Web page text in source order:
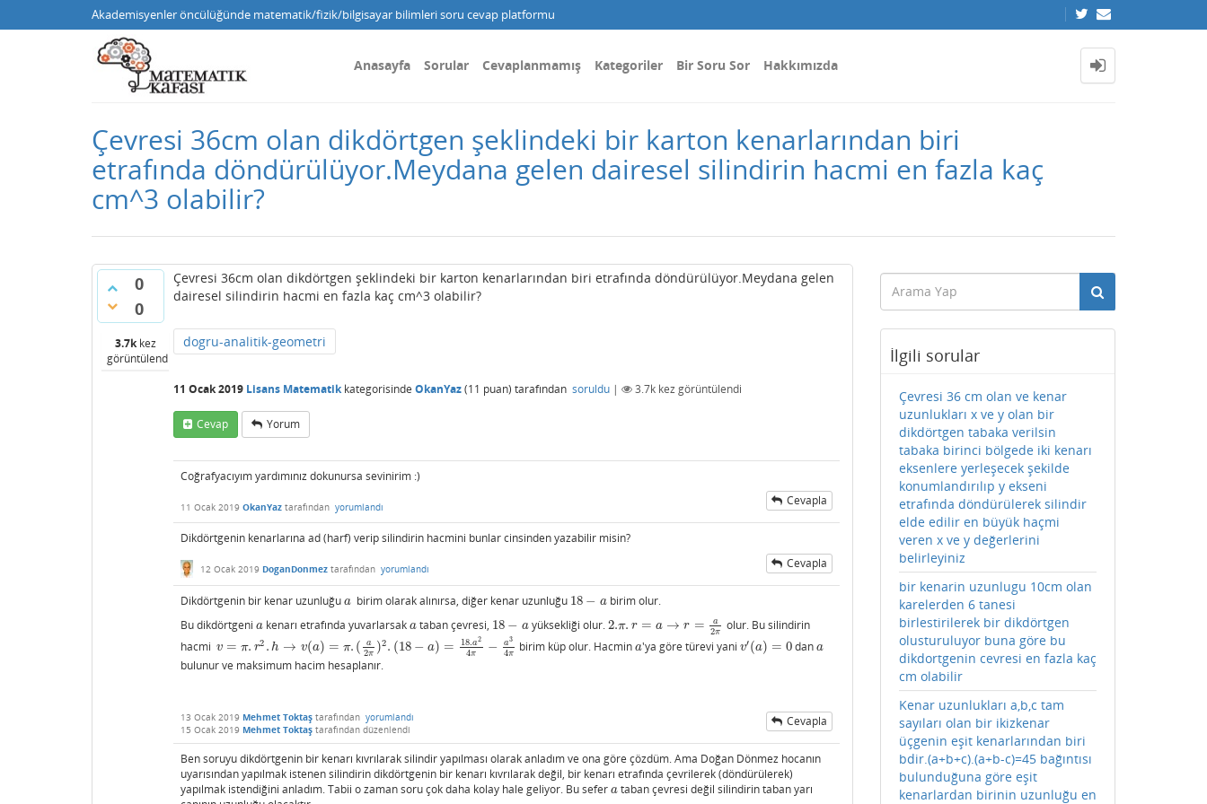
Akademisyenler öncülüğünde matematik/fizik/bilgisayar bilimleri soru cevap platformu
Anasayfa Sorular Cevaplanmamış Kategoriler Bir Soru Sor Hakkımızda
Çevresi 36cm olan dikdörtgen şeklindeki bir karton kenarlarından biri
etrafında döndürülüyor.Meydana gelen dairesel silindirin hacmi en fazla kaç
cm^3 olabilir?
0
0
3.7kkez
görüntülendi
Çevresi 36cm olan dikdörtgen şeklindeki bir karton kenarlarından biri etrafında döndürülüyor.Meydana gelen
dairesel silindirin hacmi en fazla kaç cm^3 olabilir?
dogru-analitik-geometri
11 Ocak 2019 Lisans Matematikkategorisinde OkanYaz(11 puan) tarafından soruldu | 3.7k kez görüntülendi
Cevap Yorum
Coğrafyacıyım yardımınız dokunursa sevinirim :)
11 Ocak 2019 OkanYaz tarafından yorumlandı Cevapla
Dikdörtgenin kenarlarına ad (harf) verip silindirin hacmini bunlar cinsinden yazabilir misin?
12 Ocak 2019 DoganDonmez tarafından yorumlandı Cevapla
Dikdörtgenin bir kenar uzunluğu a
a birim olarak alınırsa, diğer kenar uzunluğu 18 − a
18 −a
birim olur.
Bu dikdörtgeni a
a kenarı etrafında yuvarlarsaka
a taban çevresi, 18 − a
18 −a yüksekliği olur.2.π. r = a → r = a
2π
2.π.r= a→ r= a2π
olur. Bu silindirin
hacmi v = π. r2 . h → v(a) = π. ( a
2π )2. (18 − a) = 18.a2
4π − a3
4π
v=π. r2. h→v(a )=π .(a2π )2. 18 − a)=18. a24 π− a34 π birim küp olur. Hacmin a
a'ya göre türevi yani v′(a) = 0
v′(a)= 0 dana
a
bulunur ve maksimum hacim hesaplanır.
13 Ocak 2019 Mehmet Toktaş tarafından yorumlandı
15 Ocak 2019 Mehmet Toktaş tarafından düzenlendi
Cevapla
Ben soruyu dikdörtgenin bir kenarı kıvrılarak silindir yapılması olarak anladım ve ona göre çözdüm. Ama Doğan Dönmez hocanın
uyarısından yapılmak istenen silindirin dikdörtgenin bir kenarı kıvrılarak değil, bir kenarı etrafında çevrilerek (döndürülerek)
yapılmak istendiğini anladım. Tabii o zaman soru çok daha kolay hale geliyor. Bu sefer a
a taban çevresi değil silindirin taban yarı
İlgili sorular
Çevresi 36 cm olan ve kenar
uzunlukları x ve y olan bir
dikdörtgen tabaka verilsin
tabaka birinci bölgede iki kenarı
eksenlere yerleşecek şekilde
konumlandırılıp y ekseni
etrafında döndürülerek silindir
elde edilir en büyük haçmi
veren x ve y değerlerini
belirleyiniz
bir kenarin uzunlugu 10cm olan
karelerden 6 tanesi
birlestirilerek bir dikdörtgen
olusturuluyor buna göre bu
dikdortgenin cevresi en fazla kaç
cm olabilir
Kenar uzunlukları a,b,c tam
sayıları olan bir ikizkenar
üçgenin eşit kenarlarından biri
bdir.(a+b+c).(a+b-c)=45 bağıntısı
bulunduğuna göre eşit
kenarlardan birinin uzunluğu en